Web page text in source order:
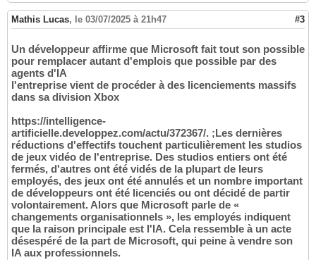
Mathis Lucas, le 03/07/2025 à 21h47 #3
Un développeur affirme que Microsoft fait tout son possible
pour remplacer autant d'emplois que possible par des
agents d'IA
l'entreprise vient de procéder à des licenciements massifs
dans sa division Xbox
https://intelligence-
artificielle.developpez.com/actu/372367/. ;Les dernières
réductions d'effectifs touchent particulièrement les studios
de jeux vidéo de l'entreprise. Des studios entiers ont été
fermés, d'autres ont été vidés de la plupart de leurs
employés, des jeux ont été annulés et un nombre important
de développeurs ont été licenciés ou ont décidé de partir
volontairement. Alors que Microsoft parle de «
changements organisationnels », les employés indiquent
que la raison principale est l'IA. Cela ressemble à un acte
désespéré de la part de Microsoft, qui peine à vendre son
IA aux professionnels.